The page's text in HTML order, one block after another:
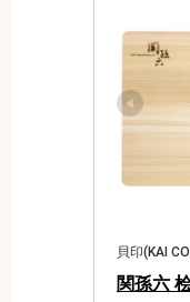
貝印(KAI
関孫六